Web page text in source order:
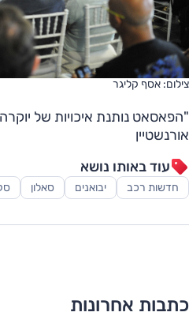
צילום: אסף קליגר
"הפאסאט נותנת איכויות של יוקרה
אורנשטיין
עוד באותו נושא
חדשות רכב יבואנים סאלון
כתבות אחרונות